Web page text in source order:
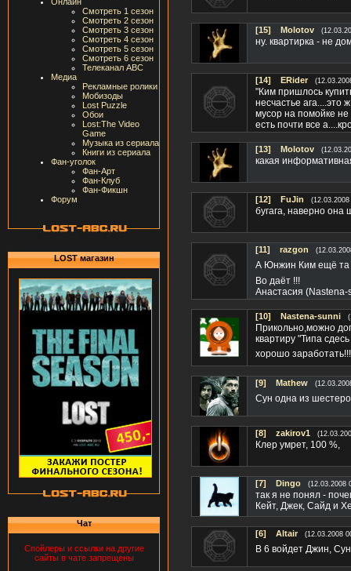
Смотреть 1 сезон
Смотреть 2 сезон
Смотреть 3 сезон
Смотреть 4 сезон
Смотреть 5 сезон
Смотреть 6 сезон
Телеканал ABC
Медиа
Рекламные ролики
Мобизоды
Lost Puzzle
Обои
Lost:The Video
Game
Музыка из сериала
Книги из сериала
Фан-уголок
Фан-Арт
Фан-Клуб
Фан-Фикшн
Форум
LOST магазин
Чат
Спойлеры и ссылки на другие
сайты в чате запрещены
[15] Molotov
ну. квартирка - не
[14] ERider
"Ким пришлось
несчастье ага....это
мусор на помойке не
есть почти все
[13] Molotov
какая
[12] FuJin (12.03.2008
бугага, наверно она
[11] razgon
А Юнжин Ким ещё та
Во даёт !!!
Анастасия
[10] Nastena-sunni
Прикольно,можно
квартиру "Типа
хорошо
[9] Mathew
Сун одна из
[8] zakirov1
Клер умрет, 100 %,
[7] Dingo (12.03.2008
так я не понял -
Кейт, Джек, Сайд и
[6] Altair (12.03.2008
В 6 войдет Джин,